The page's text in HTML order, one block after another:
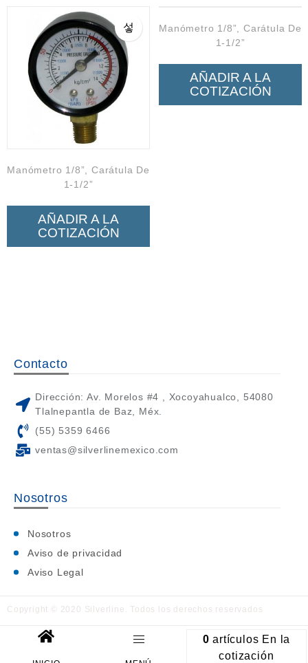
Manómetro 1/8”, Carátula De
1-1/2”
AÑADIR A LA
COTIZACIÓN
Manómetro 1/8”, Carátula De
1-1/2”
AÑADIR A LA
COTIZACIÓN
Contacto
Dirección: Av. Morelos #4 , Xocoyahualco, 54080
Tlalnepantla de Baz, Méx.
(55) 5359 6466
ventas@silverlinemexico.com
Nosotros
Nosotros
Aviso de privacidad
Aviso Legal
Copyright © 2020 Silverline. Todos los derechos reservados
0 artículos En la
cotización